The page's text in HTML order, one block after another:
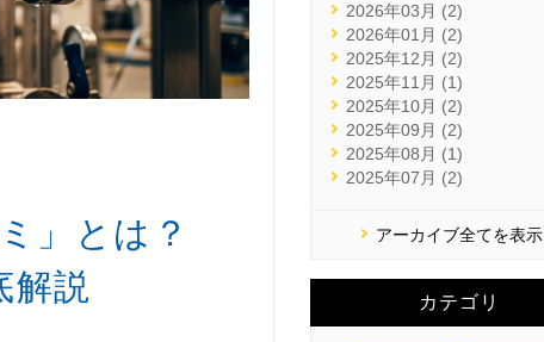
」とは？
解説
2026年03月 (2)
2026年01月 (2)
2025年12月 (2)
2025年11月 (1)
2025年10月 (2)
2025年09月 (2)
2025年08月 (1)
2025年07月 (2)
アーカイブ全てを表示
カテゴリ